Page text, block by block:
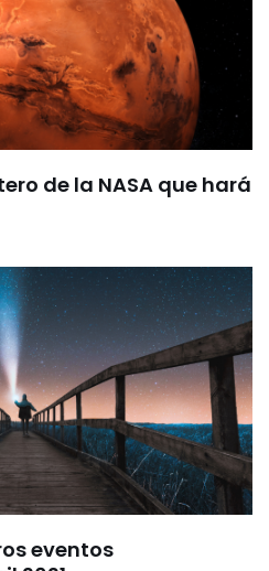
de la NASA que hará
eventos